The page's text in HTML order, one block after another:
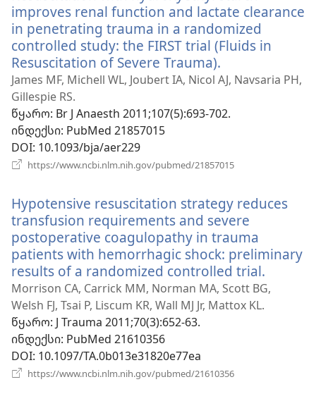
improves renal function and lactate clearance
in penetrating trauma in a randomized
controlled study: the FIRST trial (Fluids in
Resuscitation of Severe Trauma).
ახალი
James MF, Michell WL, Joubert IA, Nicol AJ, Navsaria PH,
Gillespie RS.
წყარო‎: Br J Anaesth 2011;107(5):693-702.
ინდექსი‎: PubMed 21857015
DOI‎: 10.1093/bja/aer229
https://www.ncbi.nlm.nih.gov/pubmed/21857015
Hypotensive resuscitation strategy reduces
transfusion requirements and severe
postoperative coagulopathy in trauma
patients with hemorrhagic shock: preliminary
results of a randomized controlled trial.
ახალი
Morrison CA, Carrick MM, Norman MA, Scott BG,
Welsh FJ, Tsai P, Liscum KR, Wall MJ Jr, Mattox KL.
წყარო‎: J Trauma 2011;70(3):652-63.
ინდექსი‎: PubMed 21610356
DOI‎: 10.1097/TA.0b013e31820e77ea
https://www.ncbi.nlm.nih.gov/pubmed/21610356